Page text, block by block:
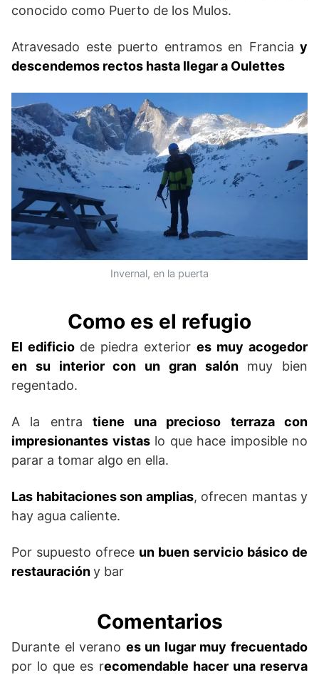
conocido como Puerto de los Mulos.
Atravesado este puerto entramos en Francia y
descendemos rectos hasta llegar a Oulettes
Invernal, en la puerta
Como es el refugio
El edificio de piedra exterior es muy acogedor
en su interior con un gran salónmuy bien
regentado.
A la entra tiene una precioso terraza con
impresionantes vistaslo que hace imposible no
parar a tomar algo en ella.
Las habitaciones son amplias, ofrecen mantas y
hay agua caliente.
Por supuesto ofrece un buen servicio básico de
restauracióny bar
Comentarios
Durante el verano es un lugar muy frecuentado
por lo que es recomendable hacer una reserva